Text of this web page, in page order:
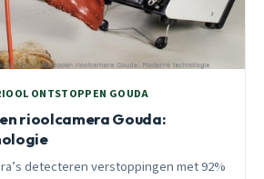
ONTSTOPPEN GOUDA
rioolcamera Gouda:
detecteren verstoppingen met 92%